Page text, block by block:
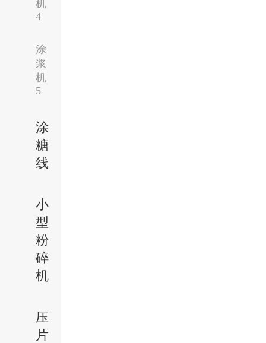
机
4
涂
浆
机
5
涂
糖
线
小
型
粉
碎
机
压
片